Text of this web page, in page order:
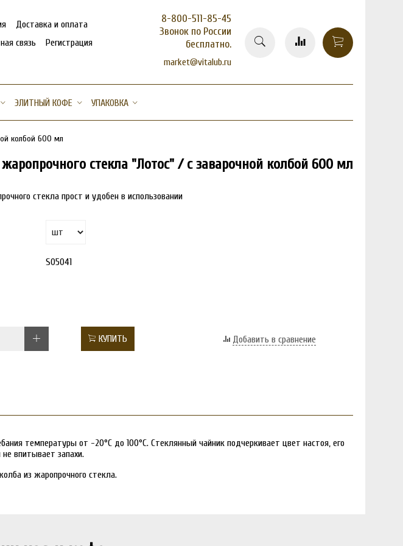
Доставка и оплата
связь
Регистрация
8-800-511-85-45
Звонок по России
бесплатно.
market@vitalub.ru
ЭЛИТНЫЙ КОФЕ УПАКОВКА
колбой 600 мл
стекла "Лотос" / с заварочной колбой 600 мл
стекла прост и удобен в использовании
S05041
КУПИТЬ Добавить в сравнение
температуры от -20°C до 100°C. Стеклянный чайник подчеркивает цвет настоя, его
впитывает запахи.
из жаропрочного стекла.